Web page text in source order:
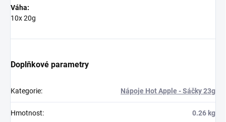
Váha:
10x 20g
Doplňkové parametry
Kategorie: Nápoje Hot Apple - Sáčky 23g
Hmotnost: 0.26 kg